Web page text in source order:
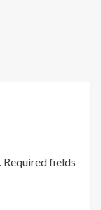
Required fields